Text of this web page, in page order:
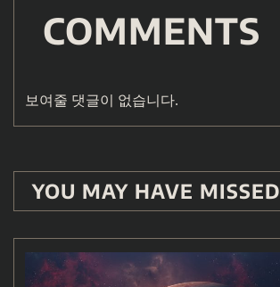
COMMENTS
보여줄 댓글이 없습니다.
YOU MAY HAVE MISSED